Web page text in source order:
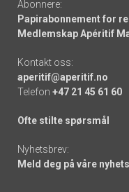
Abonnere:
Papirabonnement for
Medlemskap Apéritif
Kontakt oss:
aperitif@aperitif.no
Telefon +47 21 45 61 60
Ofte stilte spørsmål
Nyhetsbrev:
Meld deg på våre